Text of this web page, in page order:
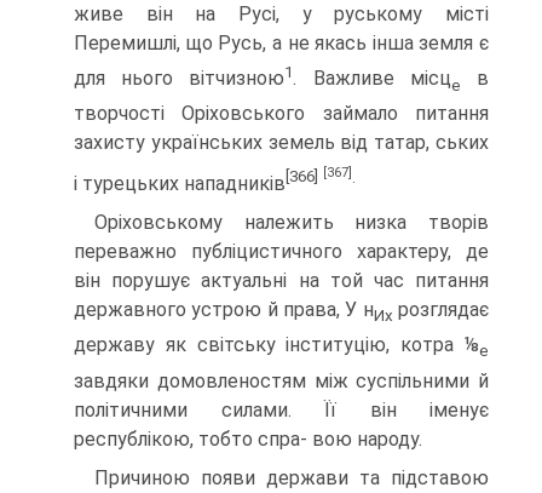
живе він на Русі, у руському місті
Перемишлі, що Русь, а не якась інша земля є
для нього вітчизною1. Важливе місце
в
творчості Оріховського займало питання
захисту українських земель від татар, ських
і турецьких нападників [366] [367]
Оріховському належить низка творів
переважно публіцистичного характеру, де
він порушує актуальні на той час питання
державного устрою й права, У нИх розглядає
державу як світську інституцію, котра ⅛e
завдяки домовленостям між суспільними й
політич­ними силами. Її він іменує
республікою, тобто спра- вою народу.
Причиною появи держави та підставою